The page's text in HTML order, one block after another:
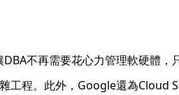
不再需要花心力管理軟硬體
工程。此外，Google還為Cloud